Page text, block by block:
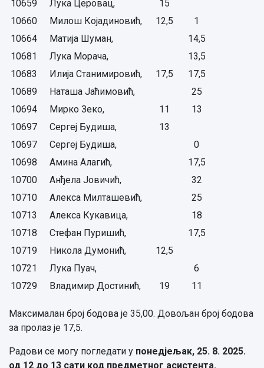
10659
Лука Церовац,
15
10660
Милош Којадиновић, 12,5
1
10664
Матија Шуман,
14,5
10681
Лука Морача,
13,5
10683
Илија Станимировић, 17,5
17,5
10689
Наташа Јаћимовић,
25
10694
Мирко Зеко, 11
13
10697
Сергеј Будиша,
13
10697
Сергеј Будиша,
0
10698
Амина Алагић,
17,5
10700
Анђела Јовичић,
32
10710
Алекса Милташевић,
25
10713
Алекса Кукавица,
18
10718
Стефан Пуришић,
17,5
10719
Никола Думонић,
12,5
10721
Лука Пуач,
6
10729
Владимир Достинић, 19 11
Максималан број бодова је 35,00. Довољан број бодова
за пролаз је 17,5.
Радови се могу погледати у понедјељак, 25. 8. 2025.
од 12 до 13 сати код предметног асистента.